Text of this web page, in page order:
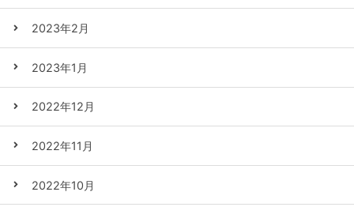
2023年2月
2023年1月
2022年12月
2022年11月
2022年10月